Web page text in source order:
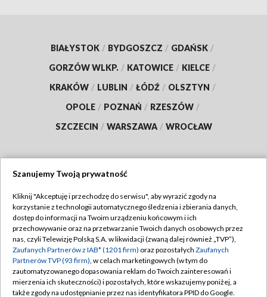
BIAŁYSTOK / BYDGOSZCZ / GDAŃSK /
GORZÓW WLKP. / KATOWICE / KIELCE /
KRAKÓW / LUBLIN / ŁÓDŹ / OLSZTYN /
OPOLE / POZNAŃ / RZESZÓW /
SZCZECIN / WARSZAWA / WROCŁAW
TVP
Abonament TVP
Emisja w TVP
Centrum informacji TVP
Naziemna Telewizja Cyfrowa
Regulamin TVP
Polityka prywatności
Moje zgody
Pomoc
Szanujemy Twoją prywatność
Kliknij "Akceptuję i przechodzę do serwisu", aby wyrazić zgody na
korzystanie z technologii automatycznego śledzenia i zbierania danych,
dostęp do informacji na Twoim urządzeniu końcowym i ich
przechowywanie oraz na przetwarzanie Twoich danych osobowych przez
nas, czyli Telewizję Polską S.A. w likwidacji (zwaną dalej również „TVP”),
Zaufanych Partnerów z IAB* (1201 firm) oraz pozostałych Zaufanych
Partnerów TVP (93 firm), w celach marketingowych (w tym do
zautomatyzowanego dopasowania reklam do Twoich zainteresowań i
mierzenia ich skuteczności) i pozostałych, które wskazujemy poniżej, a
także zgody na udostępnianie przez nas identyfikatora PPID do Google.